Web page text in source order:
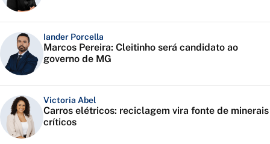
Iander Porcella
Marcos Pereira: Cleitinho será candidato ao
governo de MG
Victoria Abel
Carros elétricos: reciclagem vira fonte de minerais
críticos